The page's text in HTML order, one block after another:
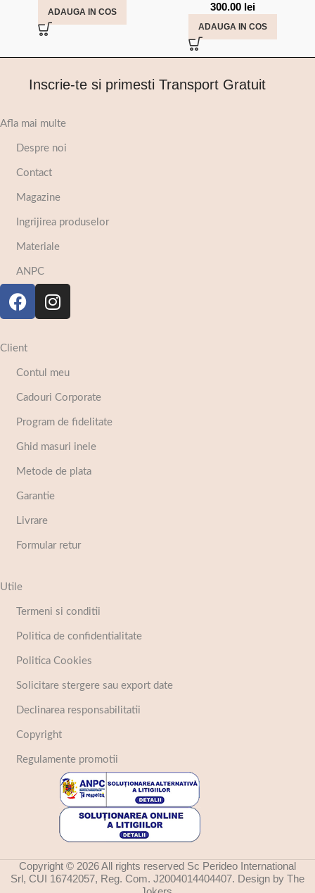
ADAUGA IN COS 300.00 lei
ADAUGA IN COS
Inscrie-te si primesti Transport Gratuit
Afla mai multe
Despre noi
Contact
Magazine
Ingrijirea produselor
Materiale
ANPC
Client
Contul meu
Cadouri Corporate
Program de fidelitate
Ghid masuri inele
Metode de plata
Garantie
Livrare
Formular retur
Utile
Termeni si conditii
Politica de confidentialitate
Politica Cookies
Solicitare stergere sau export date
Declinarea responsabilitatii
Copyright
Regulamente promotii
Copyright © 2026 All rights reserved Sc Perideo International
Srl, CUI 16742057, Reg. Com. J2004014404407. Design by The